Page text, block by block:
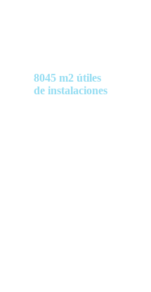
8045 m2 útiles
de instalaciones